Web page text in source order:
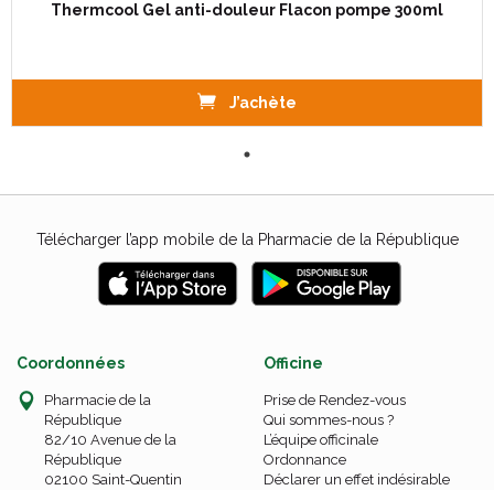
Thermcool Gel anti-douleur Flacon pompe 300ml
J’achète
Télécharger l’app mobile de la Pharmacie de la République
Coordonnées
Pharmacie de la
République
82/10 Avenue de la
République
02100 Saint-Quentin
Officine
Prise de Rendez-vous
Qui sommes-nous ?
L’équipe officinale
Ordonnance
Déclarer un effet indésirable